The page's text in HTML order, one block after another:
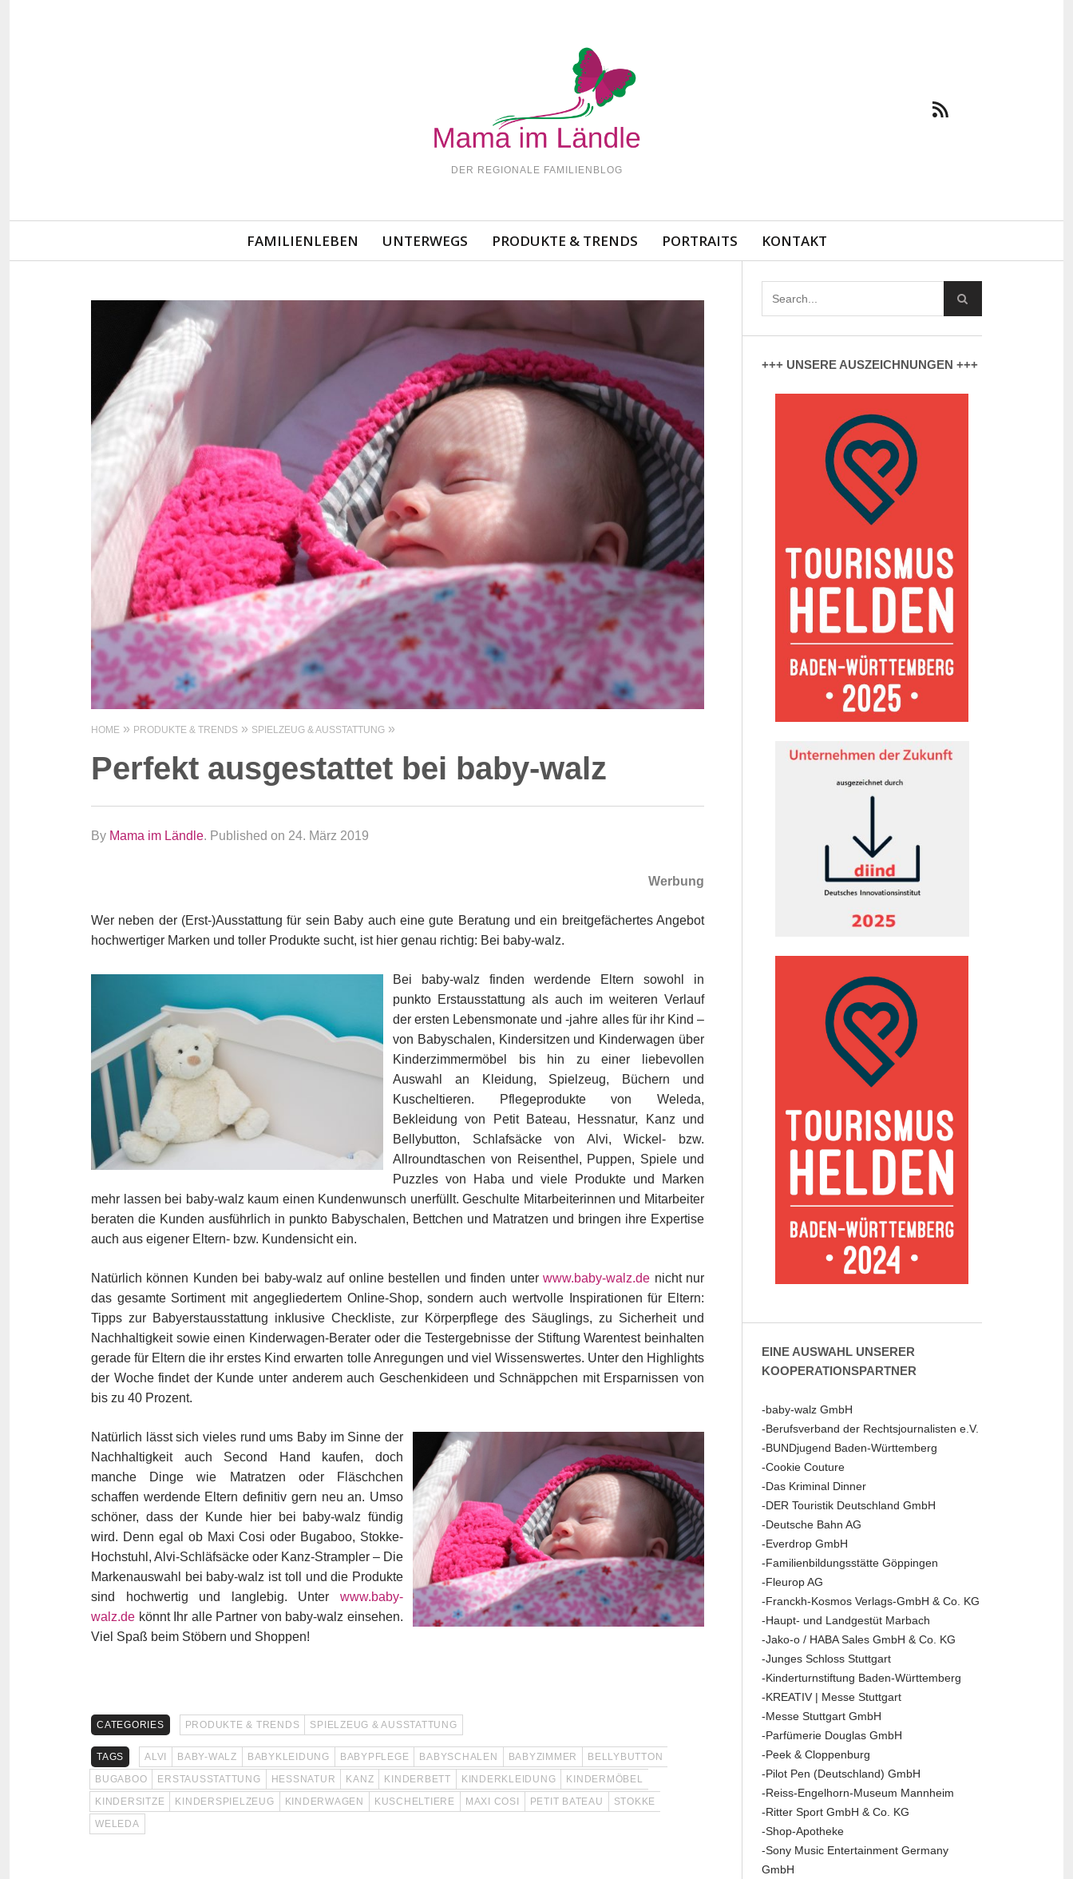
DER REGIONALE FAMILIENBLOG
Navigation
FAMILIENLEBEN UNTERWEGS PRODUKTE & TRENDS PORTRAITS KONTAKT
HOME PRODUKTE & TRENDS SPIELZEUG & AUSSTATTUNG
Perfekt ausgestattet bei baby-walz
By Mama im Ländle. Published on 24. März 2019
Werbung
Wer neben der (Erst-)Ausstattung für sein Baby auch eine gute Beratung und ein breitgefächertes Angebot
hochwertiger Marken und toller Produkte sucht, ist hier genau richtig: Bei baby-walz.
Bei baby-walz finden werdende Eltern sowohl in
punkto Erstausstattung als auch im weiteren Verlauf
der ersten Lebensmonate und -jahre alles für ihr Kind –
von Babyschalen, Kindersitzen und Kinderwagen über
Kinderzimmermöbel bis hin zu einer liebevollen
Auswahl an Kleidung, Spielzeug, Büchern und
Kuscheltieren. Pflegeprodukte von Weleda,
Bekleidung von Petit Bateau, Hessnatur, Kanz und
Bellybutton, Schlafsäcke von Alvi, Wickel- bzw.
Allroundtaschen von Reisenthel, Puppen, Spiele und
Puzzles von Haba und viele Produkte und Marken
mehr lassen bei baby-walz kaum einen Kundenwunsch unerfüllt. Geschulte Mitarbeiterinnen und Mitarbeiter
beraten die Kunden ausführlich in punkto Babyschalen, Bettchen und Matratzen und bringen ihre Expertise
auch aus eigener Eltern- bzw. Kundensicht ein.
Natürlich können Kunden bei baby-walz auf online bestellen und finden unterwww.baby-walz.de nicht nur
das gesamte Sortiment mit angegliedertem Online-Shop, sondern auch wertvolle Inspirationen für Eltern:
Tipps zur Babyerstausstattung inklusive Checkliste, zur Körperpflege des Säuglings, zu Sicherheit und
Nachhaltigkeit sowie einen Kinderwagen-Berater oder die Testergebnisse der Stiftung Warentest beinhalten
gerade für Eltern die ihr erstes Kind erwarten tolle Anregungen und viel Wissenswertes. Unter den Highlights
der Woche findet der Kunde unter anderem auch Geschenkideen und Schnäppchen mit Ersparnissen von
bis zu 40 Prozent.
Natürlich lässt sich vieles rund ums Baby im Sinne der
Nachhaltigkeit auch Second Hand kaufen, doch
manche Dinge wie Matratzen oder Fläschchen
schaffen werdende Eltern definitiv gern neu an. Umso
schöner, dass der Kunde hier bei baby-walz fündig
wird. Denn egal ob Maxi Cosi oder Bugaboo, Stokke-
Hochstuhl, Alvi-Schläfsäcke oder Kanz-Strampler – Die
Markenauswahl bei baby-walz ist toll und die Produkte
sind hochwertig und langlebig. Unter www.baby-
walz.de könnt Ihr alle Partner von baby-walz einsehen.
Viel Spaß beim Stöbern und Shoppen!
CATEGORIES PRODUKTE & TRENDS SPIELZEUG & AUSSTATTUNG
TAGS ALVI BABY-WALZ BABYKLEIDUNG BABYPFLEGE BABYSCHALEN BABYZIMMER
BELLYBUTTON
BUGABOO
ERSTAUSSTATTUNG HESSNATUR KANZ KINDERBETT KINDERKLEIDUNG
KINDERMÖBEL
KINDERSITZE
KINDERSPIELZEUG KINDERWAGEN KUSCHELTIERE MAXI COSI PETIT BATEAU
STOKKE
WELEDA
+++ UNSERE AUSZEICHNUNGEN +++
EINE AUSWAHL UNSERER
KOOPERATIONSPARTNER
-baby-walz GmbH
-Berufsverband der Rechtsjournalisten e.V.
-BUNDjugend Baden-Württemberg
-Cookie Couture
-Das Kriminal Dinner
-DER Touristik Deutschland GmbH
-Deutsche Bahn AG
-Everdrop GmbH
-Familienbildungsstätte Göppingen
-Fleurop AG
-Franckh-Kosmos Verlags-GmbH & Co. KG
-Haupt- und Landgestüt Marbach
-Jako-o / HABA Sales GmbH & Co. KG
-Junges Schloss Stuttgart
-Kinderturnstiftung Baden-Württemberg
-KREATIV | Messe Stuttgart
-Messe Stuttgart GmbH
-Parfümerie Douglas GmbH
-Peek & Cloppenburg
-Pilot Pen (Deutschland) GmbH
-Reiss-Engelhorn-Museum Mannheim
-Ritter Sport GmbH & Co. KG
-Shop-Apotheke
-Sony Music Entertainment Germany
GmbH